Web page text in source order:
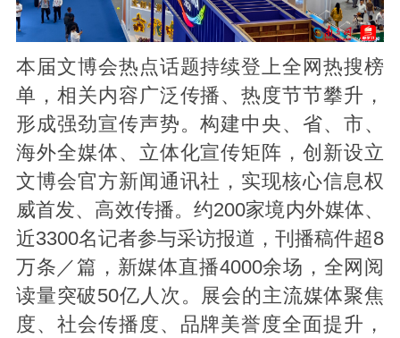
本届文博会热点话题持续登上全网热搜榜
单，相关内容广泛传播、热度节节攀升，
形成强劲宣传声势。构建中央、省、市、
海外全媒体、立体化宣传矩阵，创新设立
文博会官方新闻通讯社，实现核心信息权
威首发、高效传播。约200家境内外媒体、
近3300名记者参与采访报道，刊播稿件超8
万条／篇，新媒体直播4000余场，全网阅
读量突破50亿人次。展会的主流媒体聚焦
度、社会传播度、品牌美誉度全面提升，